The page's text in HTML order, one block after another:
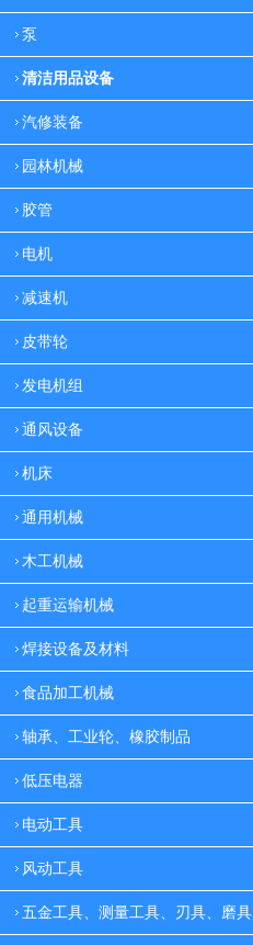
泵
清洁用品设备
汽修装备
园林机械
胶管
电机
减速机
皮带轮
发电机组
通风设备
机床
通用机械
木工机械
起重运输机械
焊接设备及材料
食品加工机械
轴承、工业轮、橡胶制品
低压电器
电动工具
风动工具
五金工具、测量工具、刃具、磨具